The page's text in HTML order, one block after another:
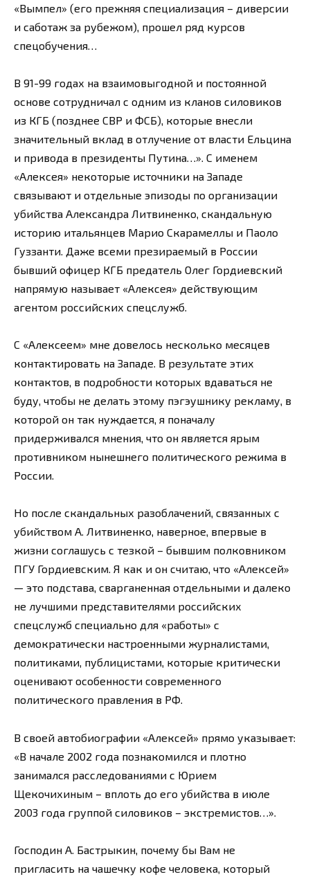
«Вымпел» (его прежняя специализация – диверсии
и саботаж за рубежом), прошел ряд курсов
спецобучения…
В 91-99 годах на взаимовыгодной и постоянной
основе сотрудничал с одним из кланов силовиков
из КГБ (позднее СВР и ФСБ), которые внесли
значительный вклад в отлучение от власти Ельцина
и привода в президенты Путина…». С именем
«Алексея» некоторые источники на Западе
связывают и отдельные эпизоды по организации
убийства Александра Литвиненко, скандальную
историю итальянцев Марио Скарамеллы и Паоло
Гуззанти. Даже всеми презираемый в России
бывший офицер КГБ предатель Олег Гордиевский
напрямую называет «Алексея» действующим
агентом российских спецслужб.
С «Алексеем» мне довелось несколько месяцев
контактировать на Западе. В результате этих
контактов, в подробности которых вдаваться не
буду, чтобы не делать этому пэгэушнику рекламу, в
которой он так нуждается, я поначалу
придерживался мнения, что он является ярым
противником нынешнего политического режима в
России.
Но после скандальных разоблачений, связанных с
убийством А. Литвиненко, наверное, впервые в
жизни соглашусь с тезкой – бывшим полковником
ПГУ Гордиевским. Я как и он считаю, что «Алексей»
— это подстава, сварганенная отдельными и далеко
не лучшими представителями российских
спецслужб специально для «работы» с
демократически настроенными журналистами,
политиками, публицистами, которые критически
оценивают особенности современного
политического правления в РФ.
В своей автобиографии «Алексей» прямо указывает:
«В начале 2002 года познакомился и плотно
занимался расследованиями с Юрием
Щекочихиным – вплоть до его убийства в июле
2003 года группой силовиков – экстремистов…».
Господин А. Бастрыкин, почему бы Вам не
пригласить на чашечку кофе человека, который